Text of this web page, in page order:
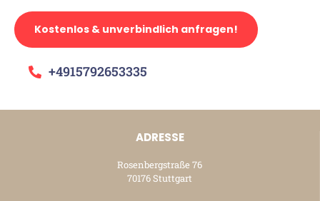
Kostenlos & unverbindlich anfragen!
+4915792653335
ADRESSE
Rosenbergstraße 76
70176 Stuttgart